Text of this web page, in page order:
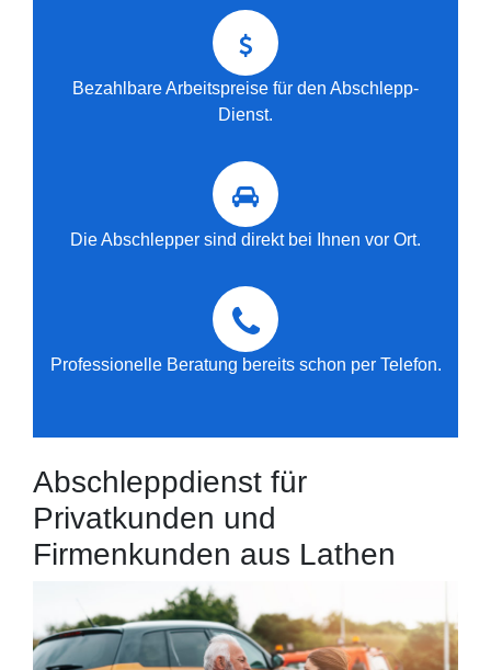
Bezahlbare Arbeitspreise für den Abschlepp-
Dienst.
Die Abschlepper sind direkt bei Ihnen vor Ort.
Professionelle Beratung bereits schon per Telefon.
Abschleppdienst für
Privatkunden und
Firmenkunden aus Lathen